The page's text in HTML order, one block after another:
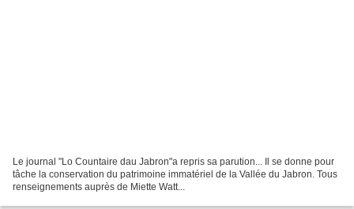
Le journal "Lo Countaire dau Jabron"a repris sa parution... Il se donne pour
tâche la conservation du patrimoine immatériel de la Vallée du Jabron. Tous
renseignements auprès de Miette Watt...